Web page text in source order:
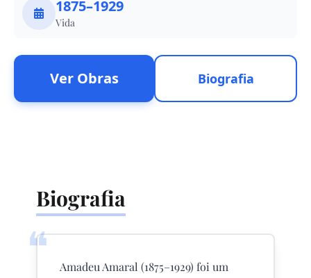
1875–1929
Vida
Ver Obras Biografia
Biografia
❝
Amadeu Amaral (1875–1929) foi um